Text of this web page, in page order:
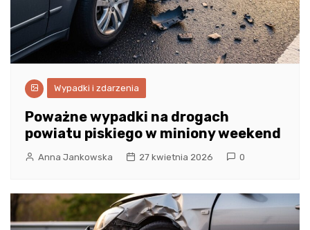
Wypadki i zdarzenia
Poważne wypadki na drogach
powiatu piskiego w miniony weekend
Anna Jankowska 27 kwietnia 2026 0